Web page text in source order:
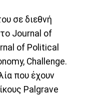
σε διεθνή
Journal of
of Political
Challenge.
που έχουν
Palgrave